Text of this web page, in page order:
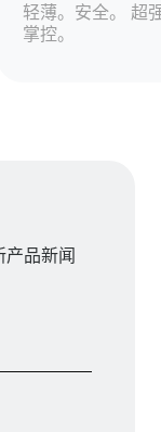
轻薄。安全。 超
掌控。
产品新闻